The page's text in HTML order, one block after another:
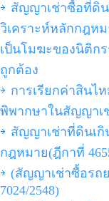
สัญญาเช่าซื้อที่ดิ
วิเคราะห์หลักกฎห
เป็นโมฆะของนิติก
ถูกต้อง
การเรียกค่าสินไ
พิพากษาในสัญญาเ
สัญญาเช่าที่ดินเกิ
กฎหมาย(ฎีกาที่
(สัญญาเช่าซื้อรถ
7024/2548)